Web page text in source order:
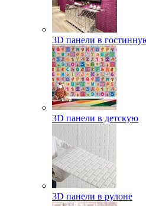
3D панели в
3D панели в детскую
3D панели в рулоне